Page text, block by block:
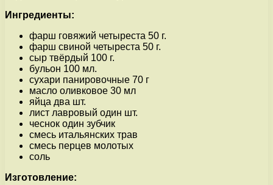
Ингредиенты:
фарш говяжий четыреста 50 г.
фарш свиной четыреста 50 г.
сыр твёрдый 100 г.
бульон 100 мл.
сухари панировочные 70 г
масло оливковое 30 мл
яйца два шт.
лист лавровый один шт.
чеснок один зубчик
смесь итальянских трав
смесь перцев молотых
соль
Изготовление: